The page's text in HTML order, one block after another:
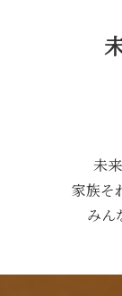
未
家族そ
みん